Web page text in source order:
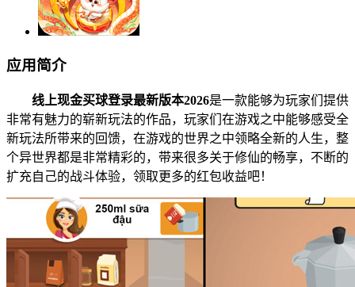
应用简介
线上现金买球登录最新版本2026是一款能够为玩家们提供
非常有魅力的崭新玩法的作品，玩家们在游戏之中能够感受全
新玩法所带来的回馈，在游戏的世界之中领略全新的人生，整
个异世界都是非常精彩的，带来很多关于修仙的畅享，不断的
扩充自己的战斗体验，领取更多的红包收益吧！